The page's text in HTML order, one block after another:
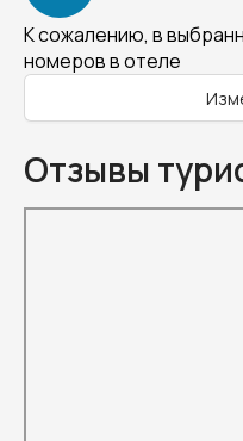
К сожалению, в
номеров в отеле
Отзывы